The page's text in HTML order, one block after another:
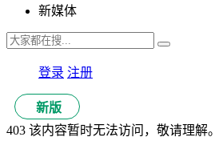
新媒体
登录 注册
新版
403 该内容暂时无法访问，敬请理解。